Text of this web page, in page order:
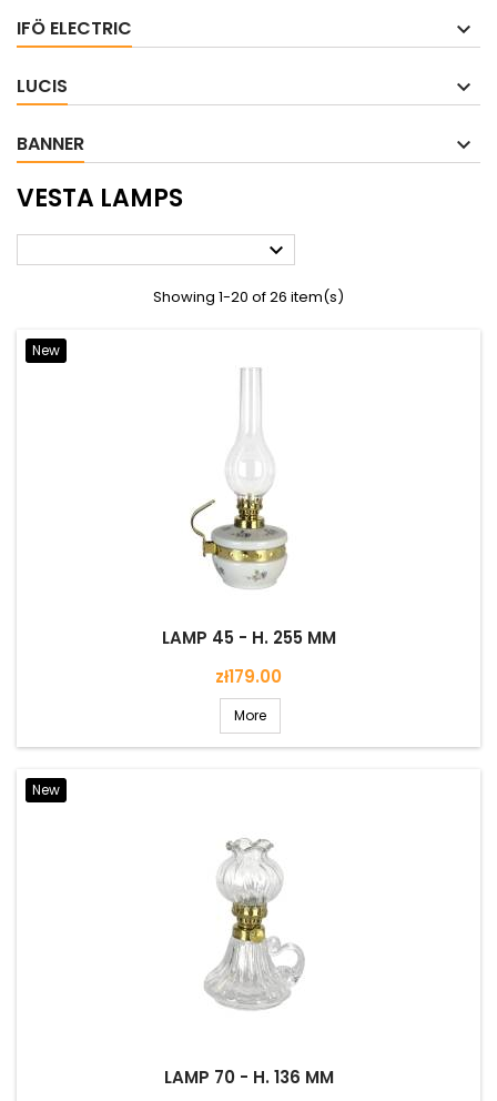
IFÖ ELECTRIC
LUCIS
BANNER
VESTA LAMPS

Showing 1-20 of 26 item(s)
New
LAMP 45 - H. 255 MM
Price
zł179.00
More
New
LAMP 70 - H. 136 MM